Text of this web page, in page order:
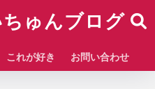
ゅんブログ
これが好き お問い合わせ